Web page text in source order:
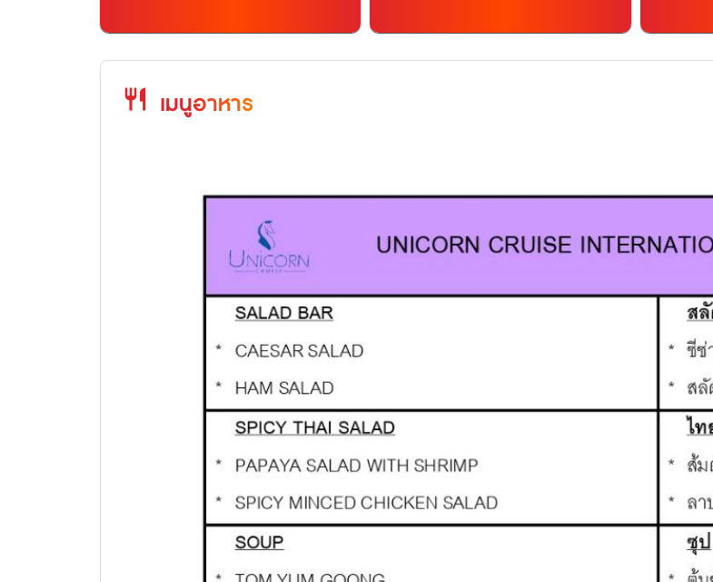
restaurant เมนูอาหาร